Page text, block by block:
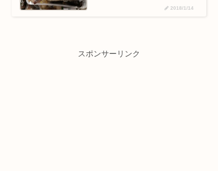
2018/1/14
スポンサーリンク